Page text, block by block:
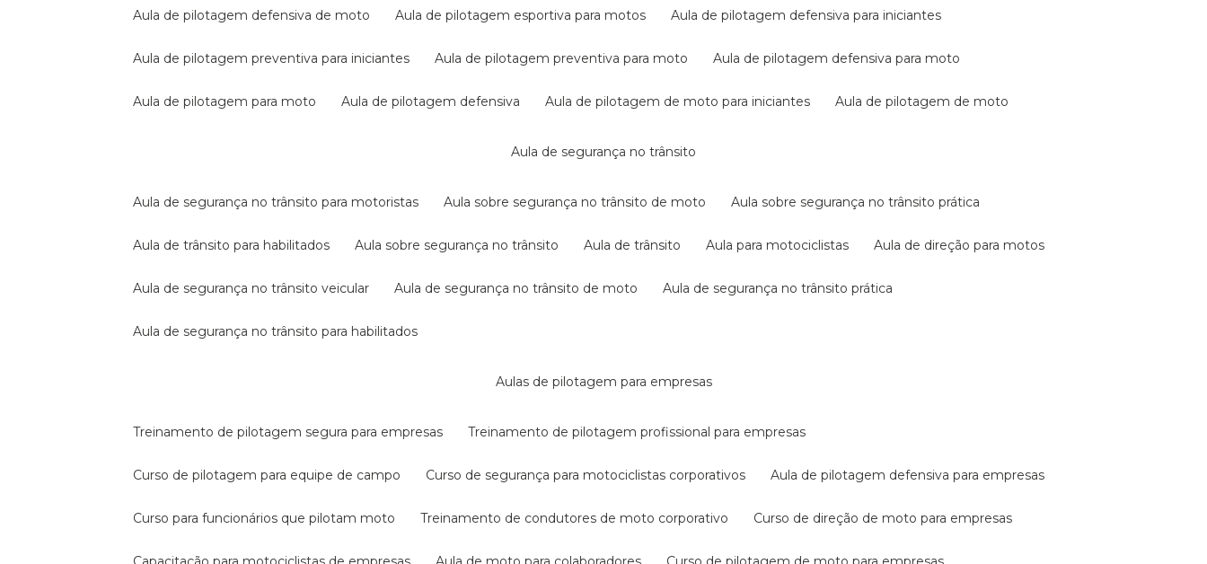
aula de pilotagem defensiva de moto aula de pilotagem esportiva para motos aula de pilotagem defensiva para iniciantes
aula de pilotagem preventiva para iniciantes aula de pilotagem preventiva para moto aula de pilotagem defensiva para moto
aula de pilotagem para moto aula de pilotagem defensiva aula de pilotagem de moto para iniciantes aula de pilotagem de moto
aula de segurança no trânsito
aula de segurança no trânsito para motoristas aula sobre segurança no trânsito de moto aula sobre segurança no trânsito prática
aula de trânsito para habilitados aula sobre segurança no trânsito aula de trânsito aula para motociclistas aula de direção para motos
aula de segurança no trânsito veicular aula de segurança no trânsito de moto aula de segurança no trânsito prática
aula de segurança no trânsito para habilitados
aulas de pilotagem para empresas
treinamento de pilotagem segura para empresas treinamento de pilotagem profissional para empresas
curso de pilotagem para equipe de campo curso de segurança para motociclistas corporativos aula de pilotagem defensiva para empresas
curso para funcionários que pilotam moto treinamento de condutores de moto corporativo curso de direção de moto para empresas